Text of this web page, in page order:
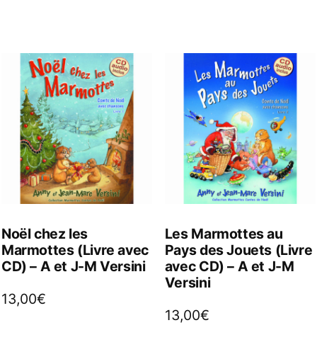
Noël chez les
Marmottes (Livre avec
CD) – A et J-M Versini
13,00€
Les Marmottes au
Pays des Jouets (Livre
avec CD) – A et J-M
Versini
13,00€